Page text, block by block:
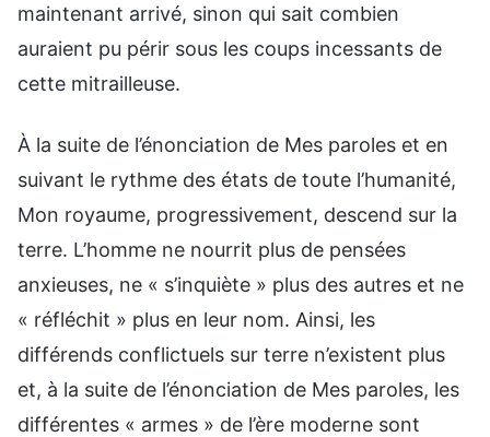
maintenant arrivé, sinon qui sait combien
auraient pu périr sous les coups incessants de
cette mitrailleuse.
À la suite de l’énonciation de Mes paroles et en
suivant le rythme des états de toute l’humanité,
Mon royaume, progressivement, descend sur la
terre. L’homme ne nourrit plus de pensées
anxieuses, ne « s’inquiète » plus des autres et ne
« réfléchit » plus en leur nom. Ainsi, les
différends conflictuels sur terre n’existent plus
et, à la suite de l’énonciation de Mes paroles, les
différentes « armes » de l’ère moderne sont